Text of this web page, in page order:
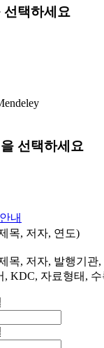
선택하세요
선택하세요
내
목, 저자, 연도)
목, 저자, 발행기관
, KDC, 자료형태,